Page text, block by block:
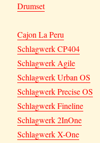
Drumset
Cajon La Peru
Schlagwerk CP404
Schlagwerk Agile
Schlagwerk Urban OS
Schlagwerk Precise OS
Schlagwerk Fineline
Schlagwerk 2InOne
Schlagwerk X-One